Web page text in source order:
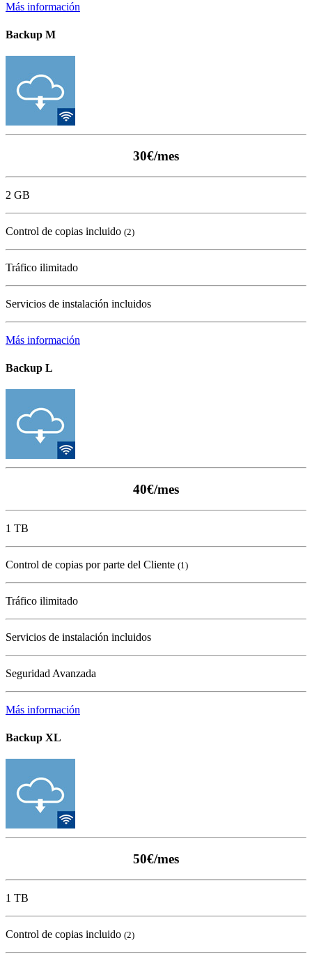
Más información
Backup M
30€/mes
2 GB
Control de copias incluido (2)
Tráfico ilimitado
Servicios de instalación incluidos
Más información
Backup L
40€/mes
1 TB
Control de copias por parte del Cliente (1)
Tráfico ilimitado
Servicios de instalación incluidos
Seguridad Avanzada
Más información
Backup XL
50€/mes
1 TB
Control de copias incluido (2)